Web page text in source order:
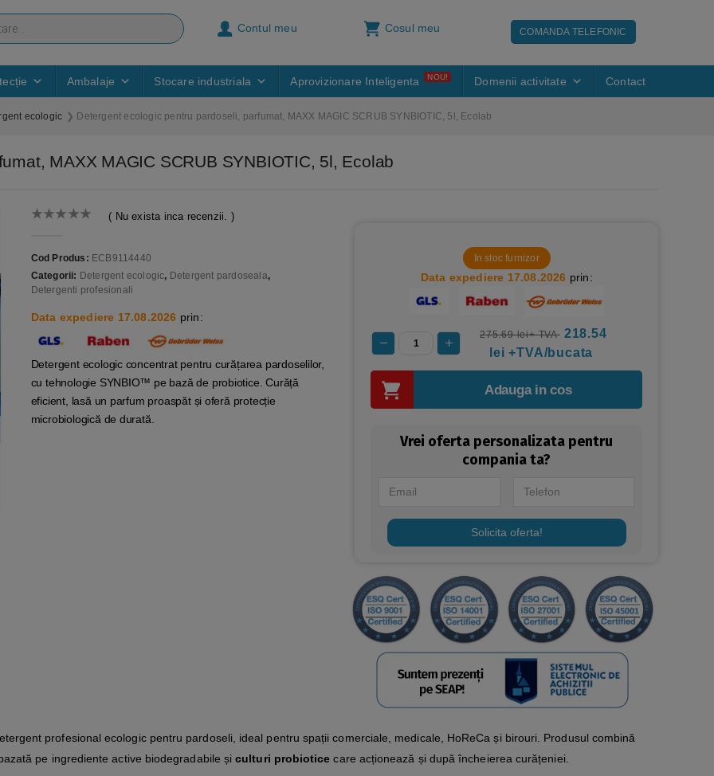
Contul meu Cosul meu COMANDA TELEFONIC
Ambalaje Stocare industriala Aprovizionare Inteligenta NOU! Domenii activitate Contact
ecologic Detergent ecologic pentru pardoseli, parfumat, MAXX MAGIC SCRUB SYNBIOTIC, 5l, Ecolab
MAXX MAGIC SCRUB SYNBIOTIC, 5l, Ecolab
( Nu exista inca recenzii. )
Cod Produs: ECB9114440
Categorii: Detergent ecologic, Detergent pardoseala,
Detergenti profesionali
Data expediere 17.08.2026 prin:
Detergent ecologic concentrat pentru curățarea pardoselilor,
cu tehnologie SYNBIO™ pe bază de probiotice. Curăță
eficient, lasă un parfum proaspăt și oferă protecție
microbiologică de durată.
In stoc furnizor
Data expediere 17.08.2026 prin:
275.69 lei+ TVA 218.54
lei +TVA/bucata
Adauga in cos
Vrei oferta personalizata pentru
compania ta?
Solicita oferta!
profesional ecologic pentru pardoseli, ideal pentru spații comerciale, medicale, HoReCa și birouri. Produsul combină
bazată pe ingrediente active biodegradabile șiculturi probiotice care acționează și după încheierea curățeniei.